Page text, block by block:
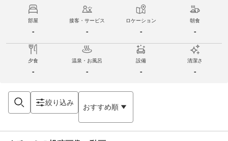
部屋
-
接客・サービス
-
ロケーション
-
朝食
-
夕食
-
温泉・お風呂
-
設備
-
清潔さ
-
絞り込み おすすめ順